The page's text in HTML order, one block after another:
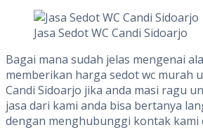
Jasa Sedot WC Candi Sidoarjo
Bagai mana sudah jelas mengenai
memberikan harga sedot wc murah
Candi Sidoarjo jika anda masi ragu
jasa dari kami anda bisa bertanya
dengan menghubunggi kontak kami